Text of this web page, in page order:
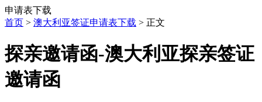
申请表下载
首页 > 澳大利亚签证申请表下载 > 正文
探亲邀请函-澳大利亚探亲签证
邀请函